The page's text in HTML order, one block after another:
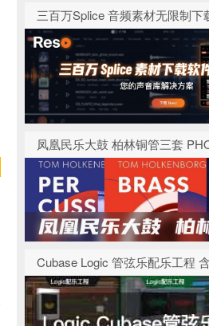
三百万Splice 音频素材无限制下
凤凰民乐大鼓 柏林铜管三套
Cubase Logic 管弦乐配乐工程